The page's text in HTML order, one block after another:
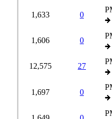
0
1,633
0
1,606
27
12,575
0
1,697